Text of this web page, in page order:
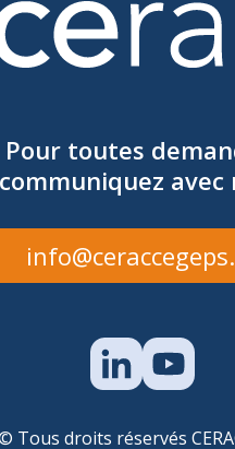
Pour toutes
communiquez avec
Tous droits réservés